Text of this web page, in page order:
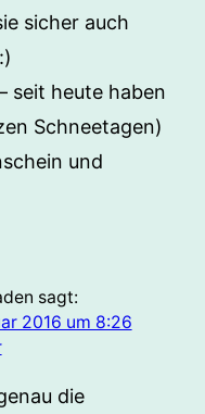
sicher auch
seit heute haben
Schneetagen)
und
sagt:
2016 um 8:26
die